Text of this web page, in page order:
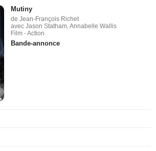
Mutiny
de Jean-François Richet
avec Jason Statham, Annabelle Wallis
Film - Action
Bande-annonce